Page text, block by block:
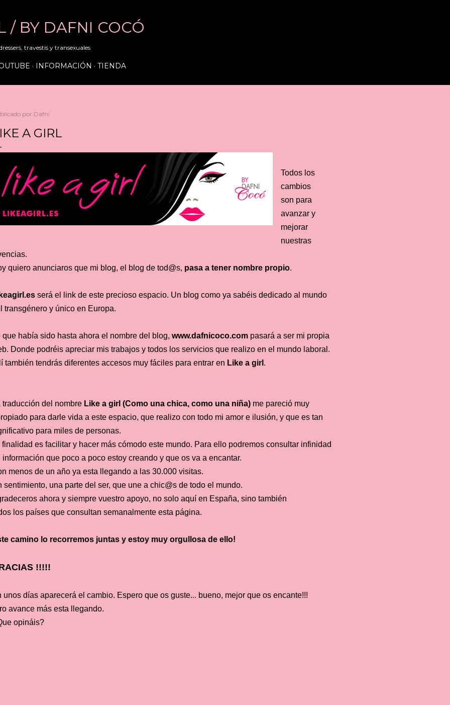
/ BY DAFNI COCÓ
travestis y transexuales
INFORMACIÓN TIENDA
por Dafni
A GIRL
Todos los
cambios
son para
avanzar y
mejorar
nuestras
quiero anunciaros que mi blog, el blog de tod@s, pasa a tener nombre propio.
será el link de este precioso espacio. Un blog como ya sabéis dedicado al mundo
transgénero y único en Europa.
que había sido hasta ahora el nombre del blog, www.dafnicoco.com pasará a ser mi propia
Donde podréis apreciar mis trabajos y todos los servicios que realizo en el mundo laboral.
también tendrás diferentes accesos muy fáciles para entrar en Like a girl .
traducción del nombre Like a girl (Como una chica, como una niña) me pareció muy
para darle vida a este espacio, que realizo con todo mi amor e ilusión, y que es tan
para miles de personas.
finalidad es facilitar y hacer más cómodo este mundo. Para ello podremos consultar infinidad
información que poco a poco estoy creando y que os va a encantar.
menos de un año ya esta llegando a las 30.000 visitas.
sentimiento, una parte del ser, que une a chic@s de todo el mundo.
ahora y siempre vuestro apoyo, no solo aquí en España, sino también
los países que consultan semanalmente esta página.
camino lo recorremos juntas y estoy muy orgullosa de ello!
!!!!!
unos días aparecerá el cambio. Espero que os guste... bueno, mejor que os encante!!!
avance más esta llegando.
opináis?